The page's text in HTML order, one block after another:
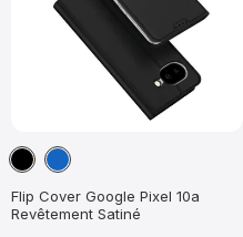
NoirBleu
Flip Cover Google Pixel 10a
Revêtement Satiné